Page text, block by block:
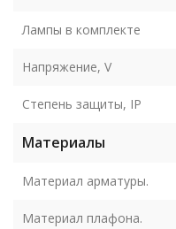
Лампы в комплекте
Напряжение, V
Степень защиты, IP
Материалы
Материал арматуры.
Материал плафона.